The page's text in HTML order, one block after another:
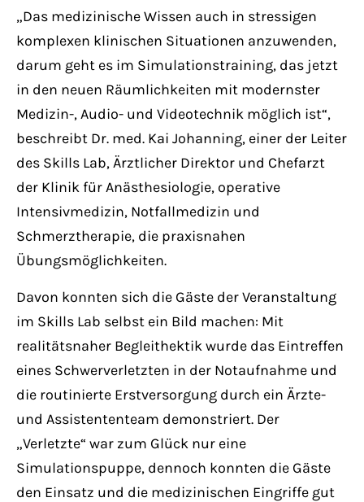
„Das medizinische Wissen auch in stressigen
komplexen klinischen Situationen anzuwenden,
darum geht es im Simulationstraining, das jetzt
in den neuen Räumlichkeiten mit modernster
Medizin-, Audio- und Videotechnik möglich ist“,
beschreibt Dr. med. Kai Johanning, einer der Leiter
des Skills Lab, Ärztlicher Direktor und Chefarzt
der Klinik für Anästhesiologie, operative
Intensivmedizin, Notfallmedizin und
Schmerztherapie, die praxisnahen
Übungsmöglichkeiten.
Davon konnten sich die Gäste der Veranstaltung
im Skills Lab selbst ein Bild machen: Mit
realitätsnaher Begleithektik wurde das Eintreffen
eines Schwerverletzten in der Notaufnahme und
die routinierte Erstversorgung durch ein Ärzte-
und Assistententeam demonstriert. Der
„Verletzte“ war zum Glück nur eine
Simulationspuppe, dennoch konnten die Gäste
den Einsatz und die medizinischen Eingriffe gut